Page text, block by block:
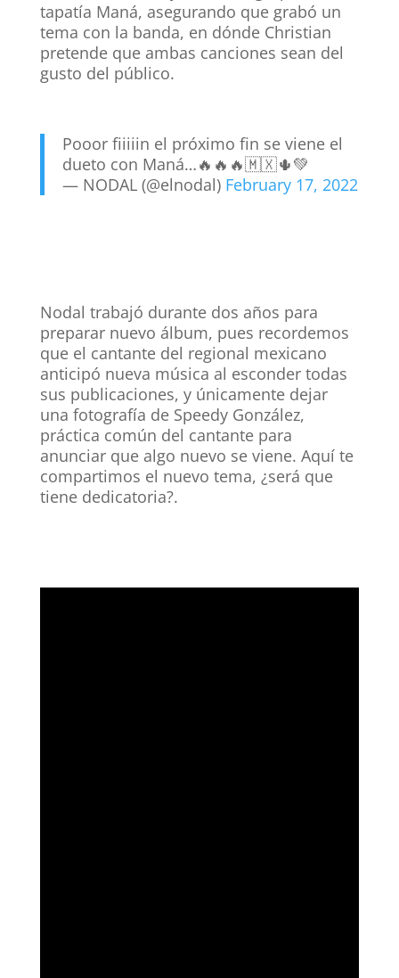
tapatía Maná, asegurando que grabó un
tema con la banda, en dónde Christian
pretende que ambas canciones sean del
gusto del público.
Pooor fiiiiin el próximo fin se viene el
dueto con Maná…🔥🔥🔥🇲🇽🌵💚
— NODAL (@elnodal) February 17, 2022
Nodal trabajó durante dos años para
preparar nuevo álbum, pues recordemos
que el cantante del regional mexicano
anticipó nueva música al esconder todas
sus publicaciones, y únicamente dejar
una fotografía de Speedy González,
práctica común del cantante para
anunciar que algo nuevo se viene. Aquí te
compartimos el nuevo tema, ¿será que
tiene dedicatoria?.